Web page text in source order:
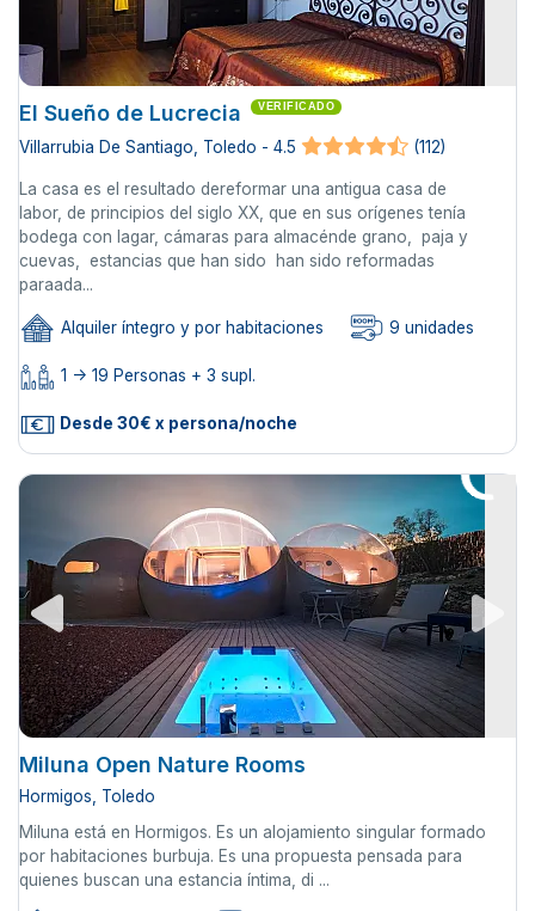
El Sueño de Lucrecia VERIFICADO
Villarrubia De Santiago, Toledo - 4.5 (112)
La casa es el resultado dereformar una antigua casa de
labor, de principios del siglo XX, que en sus orígenes tenía
bodega con lagar, cámaras para almacénde grano, paja y
cuevas, estancias que han sido han sido reformadas
paraada...
Alquiler íntegro y por habitaciones 9 unidades
1 -> 19 Personas + 3 supl.
Desde 30€ x persona/noche
Miluna Open Nature Rooms
Hormigos, Toledo
Miluna está en Hormigos. Es un alojamiento singular formado
por habitaciones burbuja. Es una propuesta pensada para
quienes buscan una estancia íntima, di ...